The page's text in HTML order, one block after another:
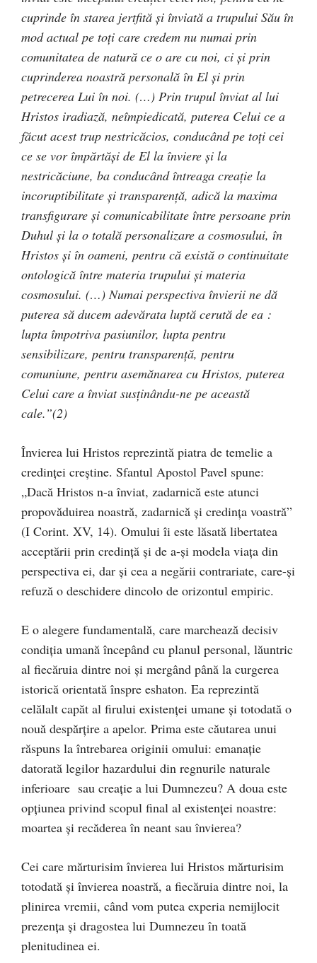
cuprinde în starea jertfită şi înviată a trupului Său în
mod actual pe toţi care credem nu numai prin
comunitatea de natură ce o are cu noi, ci şi prin
cuprinderea noastră personală în El şi prin
petrecerea Lui în noi. (…) Prin trupul înviat al lui
Hristos iradiază, neîmpiedicată, puterea Celui ce a
făcut acest trup nestricăcios, conducând pe toţi cei
ce se vor împărtăşi de El la înviere şi la
nestricăciune, ba conducând întreaga creaţie la
incoruptibilitate şi transparenţă, adică la maxima
transfigurare şi comunicabilitate între persoane prin
Duhul şi la o totală personalizare a cosmosului, în
Hristos şi în oameni, pentru că există o continuitate
ontologică între materia trupului şi materia
cosmosului. (…) Numai perspectiva învierii ne dă
puterea să ducem adevărata luptă cerută de ea :
lupta împotriva pasiunilor, lupta pentru
sensibilizare, pentru transparenţă, pentru
comuniune, pentru asemănarea cu Hristos, puterea
Celui care a înviat susţinându-ne pe această
cale.”(2)
Învierea lui Hristos reprezintă piatra de temelie a
credinţei creştine. Sfantul Apostol Pavel spune:
„Dacă Hristos n-a înviat, zadarnică este atunci
propovăduirea noastră, zadarnică şi credinţa voastră”
(I Corint. XV, 14). Omului îi este lăsată libertatea
acceptării prin credinţă şi de a-şi modela viaţa din
perspectiva ei, dar şi cea a negării contrariate, care-şi
refuză o deschidere dincolo de orizontul empiric.
E o alegere fundamentală, care marchează decisiv
condiţia umană începând cu planul personal, lăuntric
al fiecăruia dintre noi şi mergând până la curgerea
istorică orientată înspre eshaton. Ea reprezintă
celălalt capăt al firului existenţei umane şi totodată o
nouă despărţire a apelor. Prima este căutarea unui
răspuns la întrebarea originii omului: emanaţie
datorată legilor hazardului din regnurile naturale
inferioare sau creaţie a lui Dumnezeu? A doua este
opţiunea privind scopul final al existenţei noastre:
moartea şi recăderea în neant sau învierea?
Cei care mărturisim învierea lui Hristos mărturisim
totodată şi învierea noastră, a fiecăruia dintre noi, la
plinirea vremii, când vom putea experia nemijlocit
prezenţa şi dragostea lui Dumnezeu în toată
plenitudinea ei.